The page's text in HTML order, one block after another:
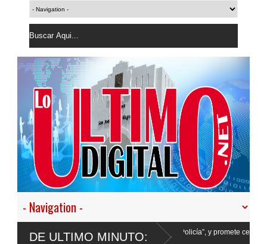
DE ULTIMO MINUTO:
en nuestro empeño de transformar la Policía”, y promete cero impunidad ante